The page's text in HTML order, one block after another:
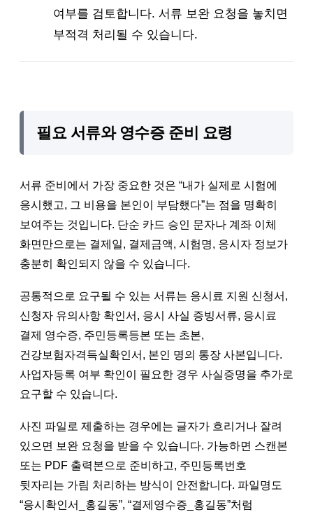
여부를 검토합니다. 서류 보완 요청을 놓치면
부적격 처리될 수 있습니다.
필요 서류와 영수증 준비 요령
서류 준비에서 가장 중요한 것은 “내가 실제로 시험에
응시했고, 그 비용을 본인이 부담했다”는 점을 명확히
보여주는 것입니다. 단순 카드 승인 문자나 계좌 이체
화면만으로는 결제일, 결제금액, 시험명, 응시자 정보가
충분히 확인되지 않을 수 있습니다.
공통적으로 요구될 수 있는 서류는 응시료 지원 신청서,
신청자 유의사항 확인서, 응시 사실 증빙서류, 응시료
결제 영수증, 주민등록등본 또는 초본,
건강보험자격득실확인서, 본인 명의 통장 사본입니다.
사업자등록 여부 확인이 필요한 경우 사실증명을 추가로
요구할 수 있습니다.
사진 파일로 제출하는 경우에는 글자가 흐리거나 잘려
있으면 보완 요청을 받을 수 있습니다. 가능하면 스캔본
또는 PDF 출력본으로 준비하고, 주민등록번호
뒷자리는 가림 처리하는 방식이 안전합니다. 파일명도
“응시확인서_홍길동”, “결제영수증_홍길동”처럼